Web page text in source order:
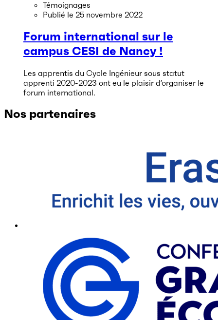
Témoignages
Publié le 25 novembre 2022
Forum international sur le
campus CESI de Nancy !
Les apprentis du Cycle Ingénieur sous statut
apprenti 2020-2023 ont eu le plaisir d’organiser le
forum international.
Nos partenaires